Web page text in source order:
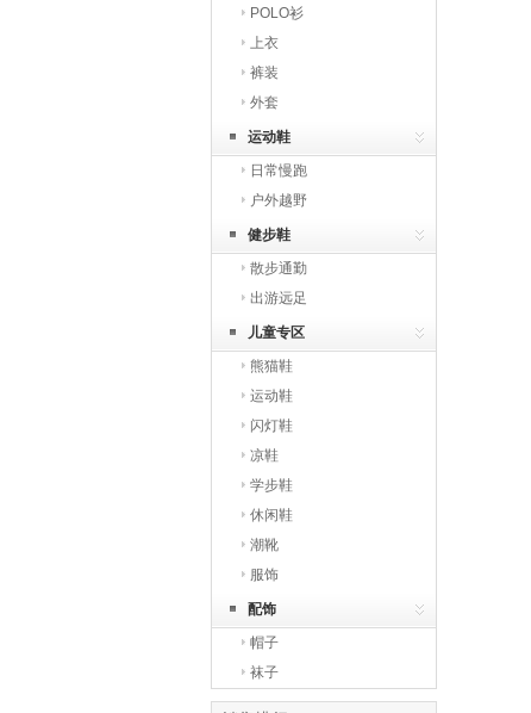
POLO衫
上衣
裤装
外套
运动鞋
日常慢跑
户外越野
健步鞋
散步通勤
出游远足
儿童专区
熊猫鞋
运动鞋
闪灯鞋
凉鞋
学步鞋
休闲鞋
潮靴
服饰
配饰
帽子
袜子